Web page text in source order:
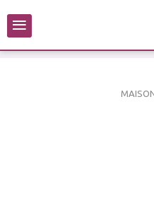
≡